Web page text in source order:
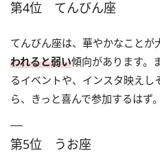
第4位 てんびん座
てんびん座は、華やかなことが
われると弱い傾向があります。
るイベントや、インスタ映えし
ら、きっと喜んで参加するはず。
第5位 うお座